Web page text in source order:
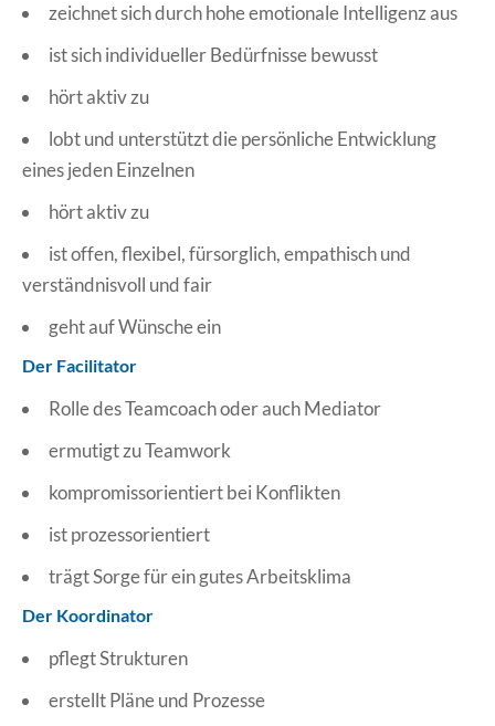
zeichnet sich durch hohe emotionale Intelligenz aus
ist sich individueller Bedürfnisse bewusst
hört aktiv zu
lobt und unterstützt die persönliche Entwicklung
eines jeden Einzelnen
hört aktiv zu
ist offen, flexibel, fürsorglich, empathisch und
verständnisvoll und fair
geht auf Wünsche ein
Der Facilitator
Rolle des Teamcoach oder auch Mediator
ermutigt zu Teamwork
kompromissorientiert bei Konflikten
ist prozessorientiert
trägt Sorge für ein gutes Arbeitsklima
Der Koordinator
pflegt Strukturen
erstellt Pläne und Prozesse